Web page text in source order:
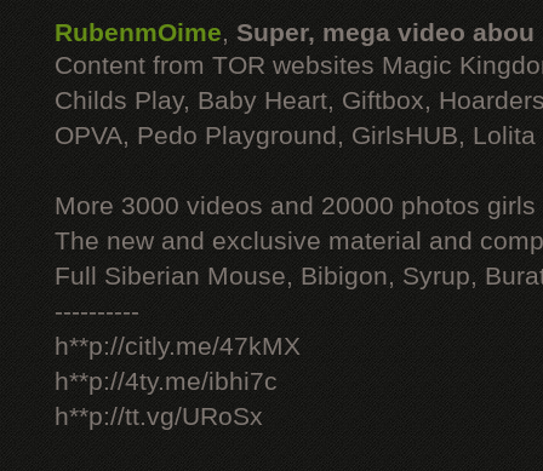
RubenmOime, Super, mega video abou
Content from TOR websites Magic
Childs Play, Baby Heart, Giftbox,
OPVA, Pedo Playground, GirlsHUB, Lolita
More 3000 videos and 20000 photos
The new and exclusive material and
Full Siberian Mouse, Bibigon, Syrup,
----------
h**p://citly.me/47kMX
h**p://4ty.me/ibhi7c
h**p://tt.vg/URoSx